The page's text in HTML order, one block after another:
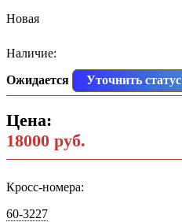
Новая
Наличие:
Ожидается
Уточнить статус
Цена:
18000 руб.
Кросс-номера:
60-3227